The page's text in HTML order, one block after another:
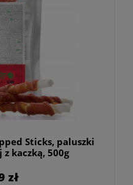
Sticks, paluszki
z kaczką, 500g
zł